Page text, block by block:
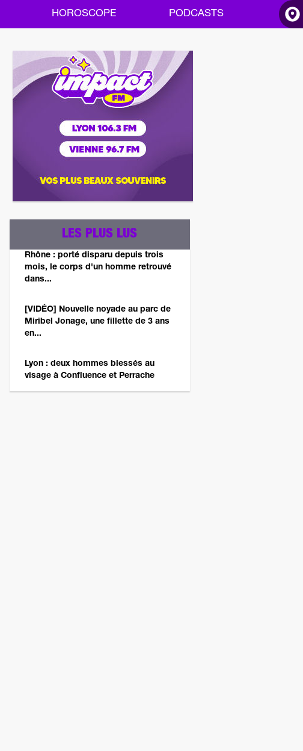
HOROSCOPE PODCASTS
LES PLUS LUS
Rhône : porté disparu depuis trois
mois, le corps d'un homme retrouvé
dans...
[VIDÉO] Nouvelle noyade au parc de
Miribel Jonage, une fillette de 3 ans
en...
Lyon : deux hommes blessés au
visage à Confluence et Perrache